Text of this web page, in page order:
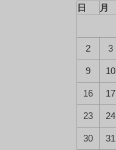
日
月
2 3
9 10
16 17
23 24
30
31